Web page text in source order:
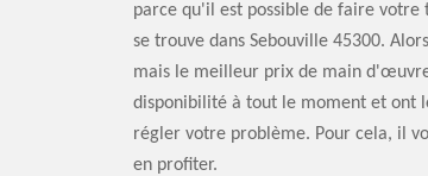
parce qu'il est possible de faire
se trouve dans Sebouville 45300.
mais le meilleur prix de main
disponibilité à tout le moment et ont
régler votre problème. Pour cela, il
en profiter.